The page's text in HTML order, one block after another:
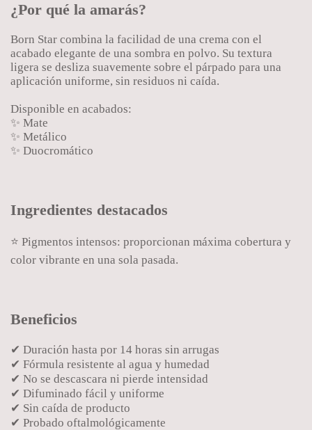
¿Por qué la amarás?
Born Star combina la facilidad de una crema con el
acabado elegante de una sombra en polvo. Su textura
ligera se desliza suavemente sobre el párpado para una
aplicación uniforme, sin residuos ni caída.
Disponible en acabados:
✨ Mate
✨ Metálico
✨ Duocromático
Ingredientes destacados
⭐ Pigmentos intensos: proporcionan máxima cobertura y
color vibrante en una sola pasada.
Beneficios
✔ Duración hasta por 14 horas sin arrugas
✔ Fórmula resistente al agua y humedad
✔ No se descascara ni pierde intensidad
✔ Difuminado fácil y uniforme
✔ Sin caída de producto
✔ Probado oftalmológicamente